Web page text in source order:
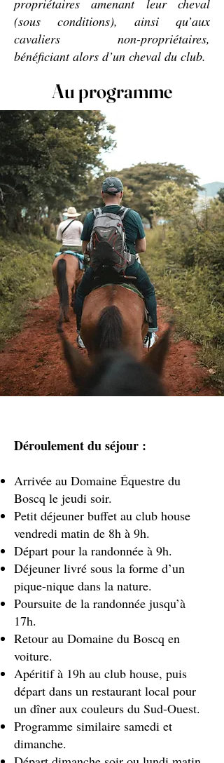
propriétaires amenant leur cheval
(sous conditions), ainsi qu’aux
cavaliers non-propriétaires,
bénéficiant alors d’un cheval du club.
Au programme
Déroulement du séjour :
Arrivée au Domaine Équestre du
Boscq le jeudi soir.
Petit déjeuner buffet au club house
vendredi matin de 8h à 9h.
Départ pour la randonnée à 9h.
Déjeuner livré sous la forme d’un
pique-nique dans la nature.
Poursuite de la randonnée jusqu’à
17h.
Retour au Domaine du Boscq en
voiture.
Apéritif à 19h au club house, puis
départ dans un restaurant local pour
un dîner aux couleurs du Sud-Ouest.
Programme similaire samedi et
dimanche.